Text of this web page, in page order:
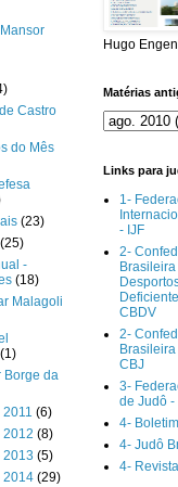
Castro
do Mês
(23)
(25)
-
(18)
Malagoli
(1)
Borge da
(6)
(8)
(5)
2014 (29)
Hugo
Matérias
Links para
1-
- IJF
2-
Brasileira
CBDV
2-
CBJ
3-
de Judô -
4-
4- Judô
4-